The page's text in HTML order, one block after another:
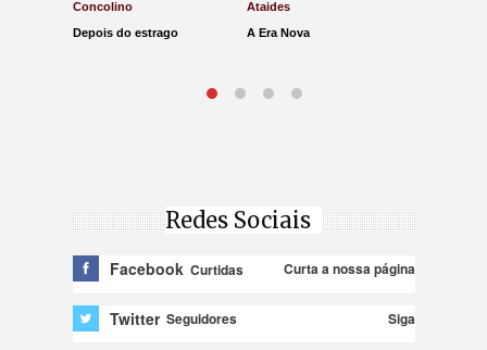
Concolino
Depois do estrago
Ataides
A Era Nova
Redes Sociais
Facebook Curtidas Curta a nossa página
Twitter Seguidores Siga